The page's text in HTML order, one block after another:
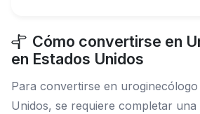
Cómo convertirse en
en Estados Unidos
Para convertirse en uroginecólogo
Unidos, se requiere completar